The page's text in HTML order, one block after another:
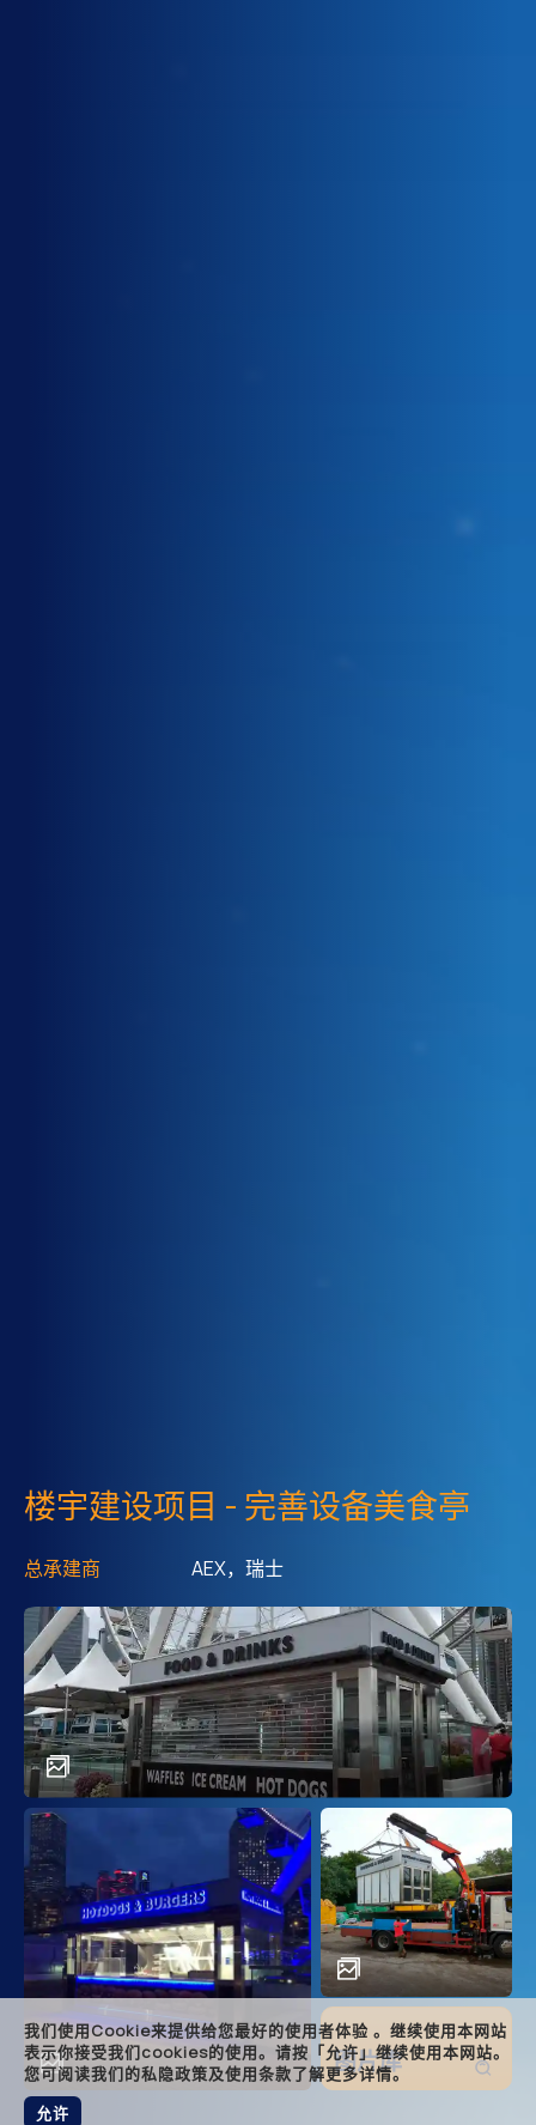
我们使用Cookie来提供给您最好的使用者体验 。继续使用本网站
表示你接受我们cookies的使用。请按「允许」继续使用本网站。
您可阅读我们的私隐政策及使用条款了解更多详情。
允许
楼宇建设项目 - 完善设备美食亭
总承建商 AEX，瑞士
图片库
main